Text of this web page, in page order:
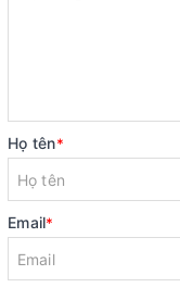
Họ tên*
Email*